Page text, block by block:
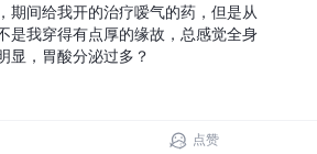
期间给我开的治疗嗳气的药，但是从
是我穿得有点厚的缘故，总感觉全身
显，胃酸分泌过多？
点赞